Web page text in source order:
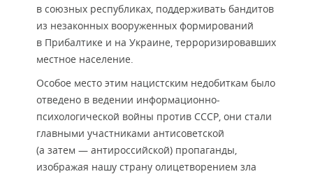
в союзных республиках, поддерживать бандитов
из незаконных вооруженных формирований
в Прибалтике и на Украине, терроризировавших
местное население.
Особое место этим нацистским недобиткам было
отведено в ведении информационно-
психологической войны против СССР, они стали
главными участниками антисоветской
(а затем — антироссийской) пропаганды,
изображая нашу страну олицетворением зла